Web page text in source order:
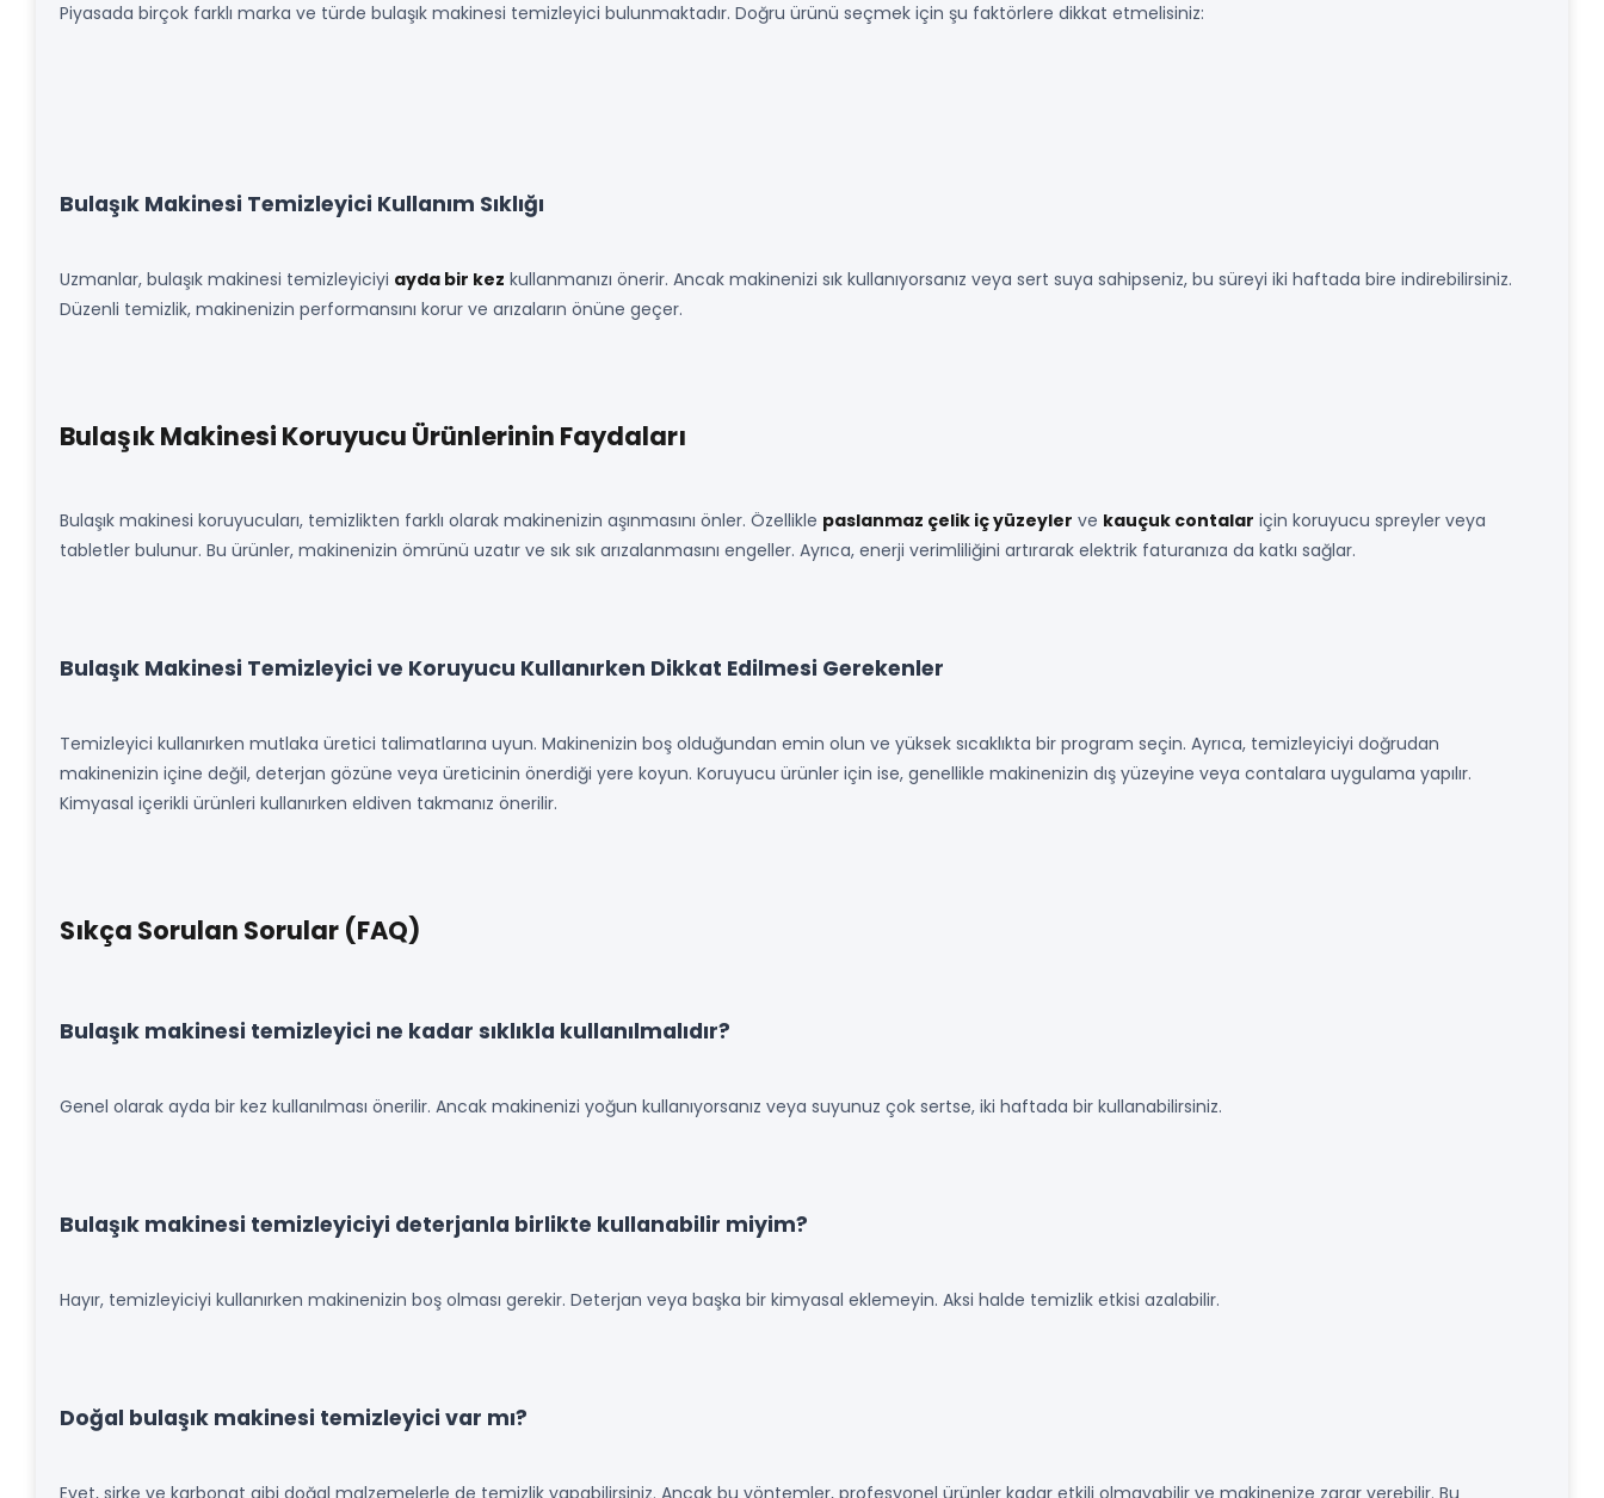
Piyasada birçok farklı marka ve türde bulaşık makinesi temizleyici bulunmaktadır. Doğru ürünü seçmek için şu faktörlere dikkat etmelisiniz:
Bulaşık Makinesi Temizleyici Kullanım Sıklığı
Uzmanlar, bulaşık makinesi temizleyiciyi ayda bir kez kullanmanızı önerir. Ancak makinenizi sık kullanıyorsanız veya sert suya sahipseniz, bu süreyi iki haftada bire indirebilirsiniz.
Düzenli temizlik, makinenizin performansını korur ve arızaların önüne geçer.
Bulaşık Makinesi Koruyucu Ürünlerinin Faydaları
Bulaşık makinesi koruyucuları, temizlikten farklı olarak makinenizin aşınmasını önler. Özellikle paslanmaz çelik iç yüzeyler ve kauçuk contalar için koruyucu spreyler veya
tabletler bulunur. Bu ürünler, makinenizin ömrünü uzatır ve sık sık arızalanmasını engeller. Ayrıca, enerji verimliliğini artırarak elektrik faturanıza da katkı sağlar.
Bulaşık Makinesi Temizleyici ve Koruyucu Kullanırken Dikkat Edilmesi Gerekenler
Temizleyici kullanırken mutlaka üretici talimatlarına uyun. Makinenizin boş olduğundan emin olun ve yüksek sıcaklıkta bir program seçin. Ayrıca, temizleyiciyi doğrudan
makinenizin içine değil, deterjan gözüne veya üreticinin önerdiği yere koyun. Koruyucu ürünler için ise, genellikle makinenizin dış yüzeyine veya contalara uygulama yapılır.
Kimyasal içerikli ürünleri kullanırken eldiven takmanız önerilir.
Sıkça Sorulan Sorular (FAQ)
Bulaşık makinesi temizleyici ne kadar sıklıkla kullanılmalıdır?
Genel olarak ayda bir kez kullanılması önerilir. Ancak makinenizi yoğun kullanıyorsanız veya suyunuz çok sertse, iki haftada bir kullanabilirsiniz.
Bulaşık makinesi temizleyiciyi deterjanla birlikte kullanabilir miyim?
Hayır, temizleyiciyi kullanırken makinenizin boş olması gerekir. Deterjan veya başka bir kimyasal eklemeyin. Aksi halde temizlik etkisi azalabilir.
Doğal bulaşık makinesi temizleyici var mı?